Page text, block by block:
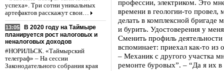
успеха». Три сотни уникальных
артефактов расскажут свои…
13:05
В 2020 году на Таймыре
планируется рост налоговых и
неналоговых доходов
#НОРИЛЬСК. «Таймырский
телеграф» – На сессии
Законодательного собрания края
профессии, электриком. Это
времени в геологии-то
делать в комплексной бригаде
и бурить. Удостоверения у
Сменить профиль
вспоминает: приехал как-то из
– Механик с другого участка
ремонте буровых”. – “Да я их